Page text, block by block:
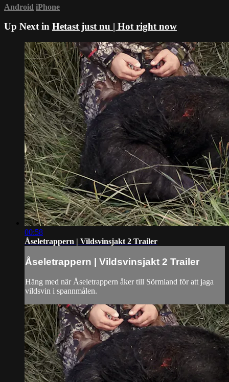
Android iPhone
Up Next in Hetast just nu | Hot right now
00:58
Åseletrappern | Vildsvinsjakt 2 Trailer
Åseletrappern | Vildsvinsjakt 2 Trailer
Häng med när Åseletrappern åker till Sörmland för att jaga
vildsvin i spannmålen.